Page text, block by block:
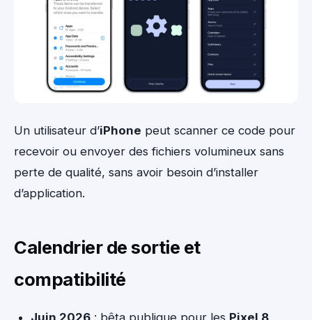
Un utilisateur d’iPhone peut scanner ce code pour
recevoir ou envoyer des fichiers volumineux sans
perte de qualité, sans avoir besoin d’installer
d’application.
Calendrier de sortie et
compatibilité